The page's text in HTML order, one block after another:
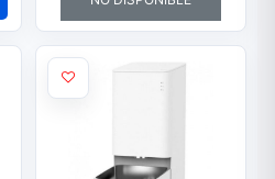
y Azul